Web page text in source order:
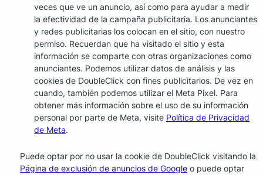
veces que ve un anuncio, así como para ayudar a medir
la efectividad de la campaña publicitaria. Los anunciantes
y redes publicitarias los colocan en el sitio, con nuestro
permiso. Recuerdan que ha visitado el sitio y esta
información se comparte con otras organizaciones como
anunciantes. Podemos utilizar datos de análisis y las
cookies de DoubleClick con fines publicitarios. De vez en
cuando, también podemos utilizar el Meta Pixel. Para
obtener más información sobre el uso de su información
personal por parte de Meta, visite Política de Privacidad
de Meta.
Puede optar por no usar la cookie de DoubleClick visitando la
Página de exclusión de anuncios de Google o puede optar